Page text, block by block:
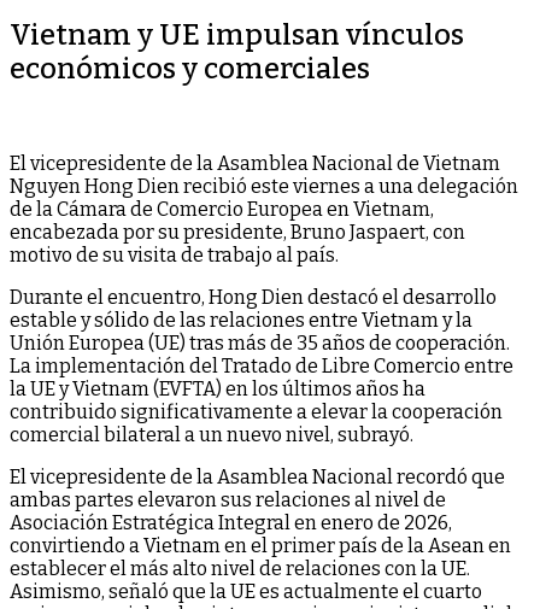
Vietnam y UE impulsan vínculos
económicos y comerciales
El vicepresidente de la Asamblea Nacional de Vietnam
Nguyen Hong Dien recibió este viernes a una delegación
de la Cámara de Comercio Europea en Vietnam,
encabezada por su presidente, Bruno Jaspaert, con
motivo de su visita de trabajo al país.
Durante el encuentro, Hong Dien destacó el desarrollo
estable y sólido de las relaciones entre Vietnam y la
Unión Europea (UE) tras más de 35 años de cooperación.
La implementación del Tratado de Libre Comercio entre
la UE y Vietnam (EVFTA) en los últimos años ha
contribuido significativamente a elevar la cooperación
comercial bilateral a un nuevo nivel, subrayó.
El vicepresidente de la Asamblea Nacional recordó que
ambas partes elevaron sus relaciones al nivel de
Asociación Estratégica Integral en enero de 2026,
convirtiendo a Vietnam en el primer país de la Asean en
establecer el más alto nivel de relaciones con la UE.
Asimismo, señaló que la UE es actualmente el cuarto